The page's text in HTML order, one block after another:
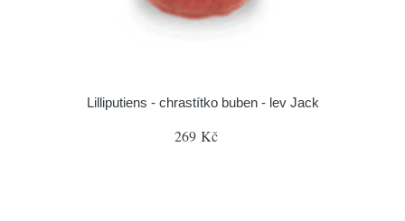
Lilliputiens - chrastítko buben - lev Jack
269 Kč